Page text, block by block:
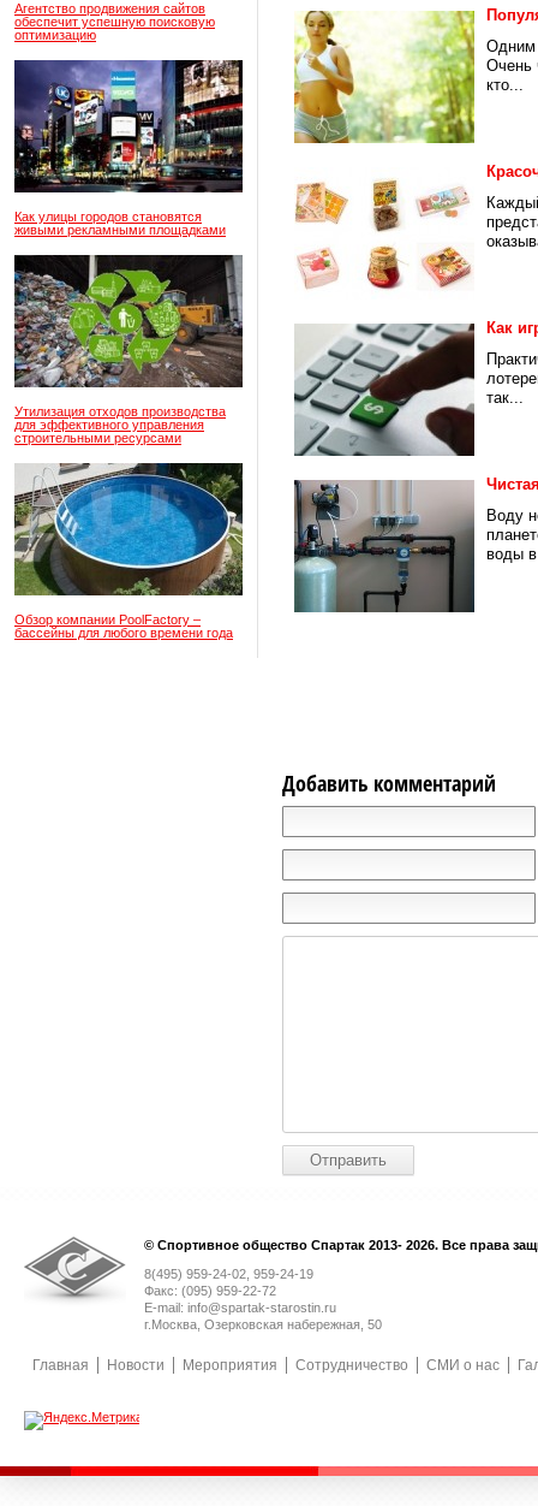
Агентство продвижения сайтов
обеспечит успешную поисковую
оптимизацию
Как улицы городов становятся
живыми рекламными площадками
Утилизация отходов производства
для эффективного управления
строительными ресурсами
Обзор компании PoolFactory –
бассейны для любого времени года
Одним
Очень
кто...
Как
так...
Воду
воды
Добавить комментарий
© Спортивное общество Спартак 2013- 2026. Все права
8(495) 959-24-02, 959-24-19
Факс: (095) 959-22-72
E-mail: info@spartak-starostin.ru
г.Москва, Озерковская набережная, 50
Главная Новости Мероприятия Сотрудничество СМИ о нас